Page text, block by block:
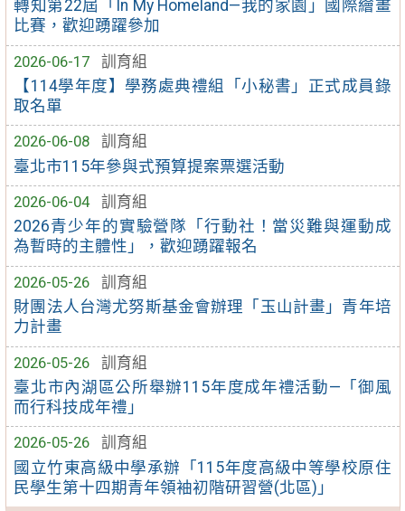
轉知第22屆「In My Homeland—我的家園」國際繪畫
比賽，歡迎踴躍參加
2026-06-17
訓育組
【114學年度】學務處典禮組「小秘書」正式成員錄
取名單
2026-06-08
訓育組
臺北市115年參與式預算提案票選活動
2026-06-04
訓育組
2026青少年的實驗營隊「行動社！當災難與運動成
為暫時的主體性」，歡迎踴躍報名
2026-05-26
訓育組
財團法人台灣尤努斯基金會辦理「玉山計畫」青年培
力計畫
2026-05-26
訓育組
臺北市內湖區公所舉辦115年度成年禮活動—「御風
而行科技成年禮」
2026-05-26
訓育組
國立竹東高級中學承辦「115年度高級中等學校原住
民學生第十四期青年領袖初階研習營(北區)」